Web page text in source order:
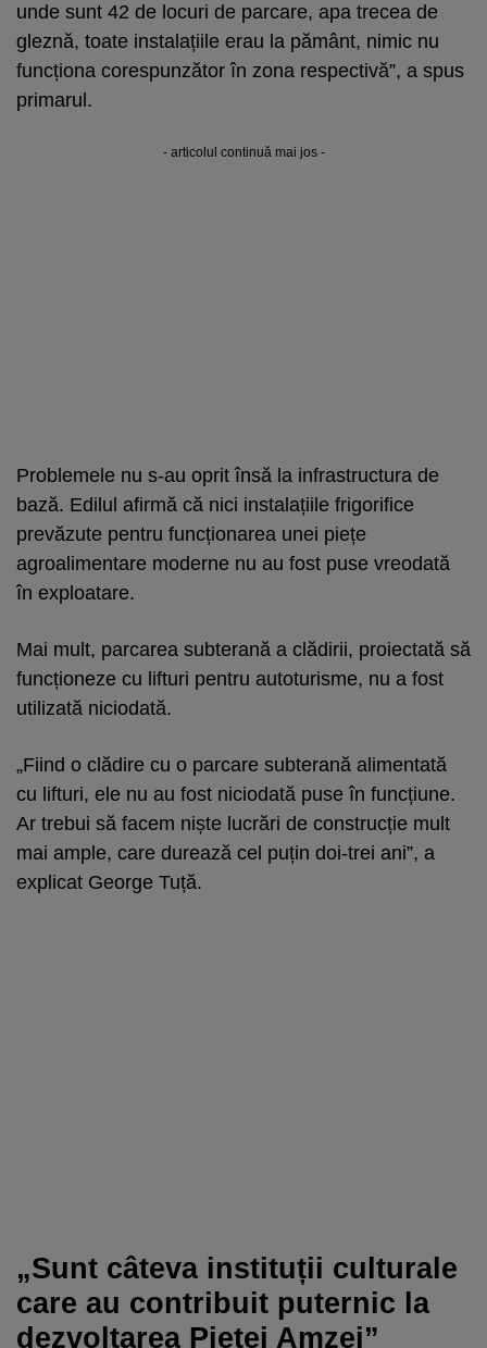
unde sunt 42 de locuri de parcare, apa trecea de
gleznă, toate instalațiile erau la pământ, nimic nu
funcționa corespunzător în zona respectivă”, a spus
primarul.
- articolul continuă mai jos -
Problemele nu s-au oprit însă la infrastructura de
bază. Edilul afirmă că nici instalațiile frigorifice
prevăzute pentru funcționarea unei piețe
agroalimentare moderne nu au fost puse vreodată
în exploatare.
Mai mult, parcarea subterană a clădirii, proiectată să
funcționeze cu lifturi pentru autoturisme, nu a fost
utilizată niciodată.
„Fiind o clădire cu o parcare subterană alimentată
cu lifturi, ele nu au fost niciodată puse în funcțiune.
Ar trebui să facem niște lucrări de construcție mult
mai ample, care durează cel puțin doi-trei ani”, a
explicat George Tuță.
„Sunt câteva instituții culturale
care au contribuit puternic la
dezvoltarea Pieței Amzei”